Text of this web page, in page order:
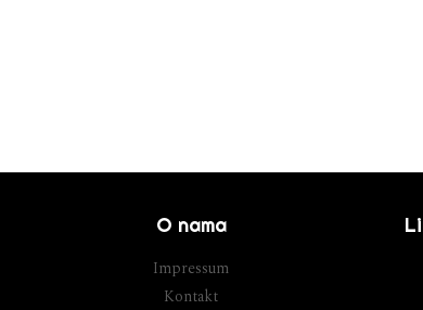
O nama
Impressum
Kontakt